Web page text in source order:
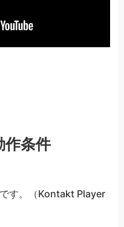
作条件
す。（Kontakt Player